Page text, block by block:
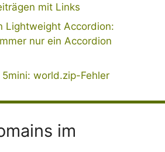
mit Links
Lightweight Accordion:
nur ein Accordion
world.zip-Fehler
im